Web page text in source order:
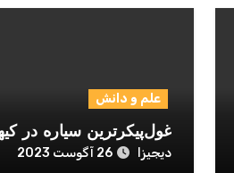
علم و دانش
غول‌پیکرترین سیاره در
دیجیزا 26 آگوست 2023